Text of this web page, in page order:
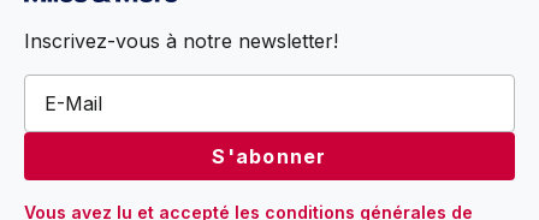
Inscrivez-vous à notre newsletter!
Vous avez lu et accepté les conditions générales de